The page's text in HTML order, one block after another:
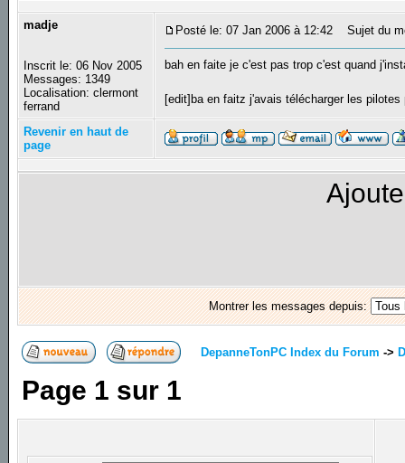
madje
Inscrit le: 06 Nov 2005
Messages: 1349
Localisation: clermont
ferrand
Posté le: 07 Jan 2006 à 12:42 Sujet du
bah en faite je c'est pas trop c'est quand
[edit]ba en faitz j'avais télécharger les
Revenir en haut de
page
Montrer les messages depuis:
DepanneTonPC Index du Forum ->
Page 1 sur 1